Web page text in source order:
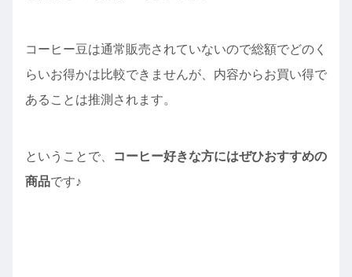
コーヒー豆は通常販売されていないので総額でどのく
らいお得かは比較できませんが、内容からお買い得で
あることは推測されます。
ということで、
コーヒー好きな方にはぜひおすすめの
商品です♪